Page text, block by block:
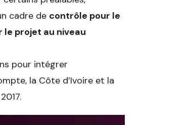
cadre de contrôle pour le
projet au niveau
pour intégrer
la Côte d’Ivoire et la